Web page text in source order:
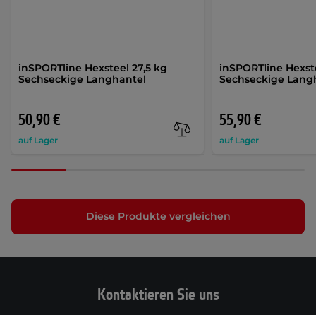
inSPORTline Hexsteel 27,5 kg
Sechseckige Langhantel
50,90 €
auf Lager
inSPORTline
Sechseckige
55,90 €
auf Lager
Diese Produkte vergleichen
Kontaktieren Sie uns